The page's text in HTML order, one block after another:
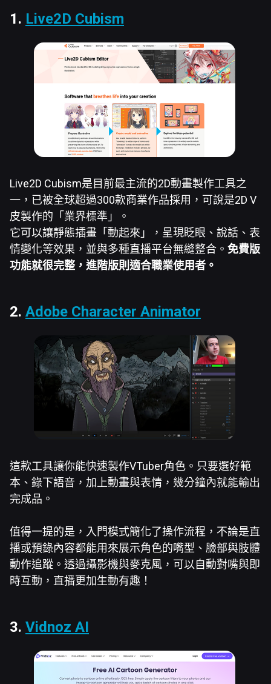
1. Live2D Cubism
Live2D Cubism是目前最主流的2D動畫製作工具之
一，已被全球超過300款商業作品採用，可說是2D V
皮製作的「業界標準」。
它可以讓靜態插畫「動起來」，呈現眨眼、說話、表
情變化等效果，並與多種直播平台無縫整合。 免費版
功能就很完整，進階版則適合職業使用者。
2. Adobe Character Animator
這款工具讓你能快速製作VTuber角色。只要選好範
本、錄下語音，加上動畫與表情，幾分鐘內就能輸出
完成品。
值得一提的是，入門模式簡化了操作流程，不論是直
播或預錄內容都能用來展示角色的嘴型、臉部與肢體
動作追蹤。透過攝影機與麥克風，可以自動對嘴與即
時互動，直播更加生動有趣！
3. Vidnoz AI